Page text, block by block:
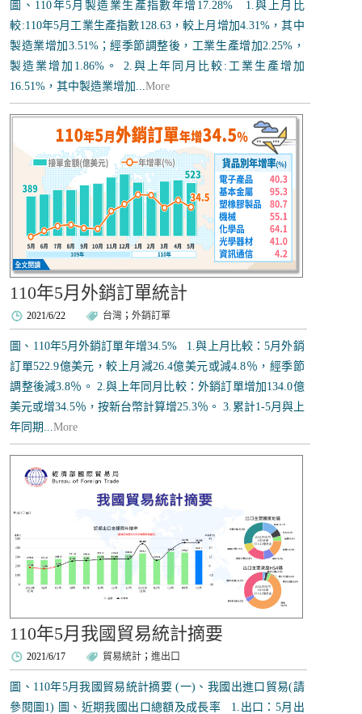
圖、110年5月製造業生產指數年增17.28% 1.與上月比
較:110年5月工業生產指數128.63，較上月增加4.31%，其中
製造業增加3.51%；經季節調整後，工業生產增加2.25%，
製造業增加1.86%。 2.與上年同月比較:工業生產增加
16.51%，其中製造業增加...More
110年5月外銷訂單統計
2021/6/22 台灣 ；外銷訂單
圖、110年5月外銷訂單年增34.5% 1.與上月比較：5月外銷
訂單522.9億美元，較上月減26.4億美元或減4.8％，經季節
調整後減3.8％。 2.與上年同月比較：外銷訂單增加134.0億
美元或增34.5％，按新台幣計算增25.3％。 3.累計1-5月與上
年同期...More
110年5月我國貿易統計摘要
2021/6/17 貿易統計 ；進出口
圖、110年5月我國貿易統計摘要 (一)、我國出進口貿易(請
參閱圖1) 圖、近期我國出口總額及成長率 1.出口：5月出